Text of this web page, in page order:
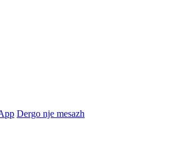
Dergo nje mesazh